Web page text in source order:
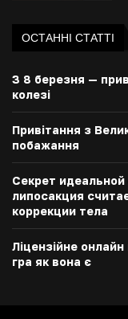
ОСТАННІ СТАТТІ
З 8 березня —
колезі
Привітання з
побажання
Секрет
липосакция
коррекции тела
Ліцензійне
гра як вона є